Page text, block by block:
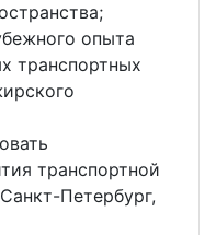
опыта
транспортных
транспортной
Петербург,